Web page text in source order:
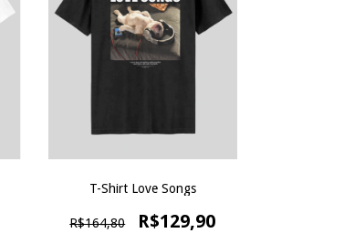
T-Shirt Love Songs
R$164,80 R$129,90